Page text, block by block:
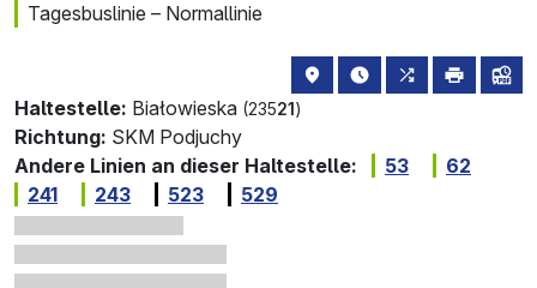
Tagesbuslinie – Normallinie
Haltestelle: Białowieska (23521)
Haltestellenstandort auf
die nächsten
alle Linien,
drucken
Richtung: SKM Podjuchy
Andere Linien an dieser Haltestelle:
53
62
241
243 523 529